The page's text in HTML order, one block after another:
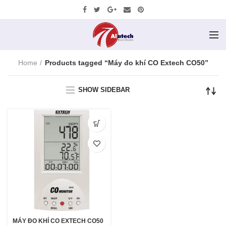
Home Products tagged “Máy đo khí CO Extech CO50”
SHOW SIDEBAR
MÁY ĐO KHÍ CO EXTECH CO50